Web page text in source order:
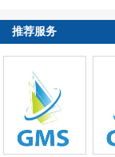
推荐服务